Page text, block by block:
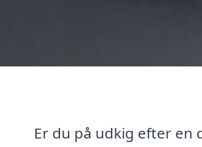
Er du på udkig efter